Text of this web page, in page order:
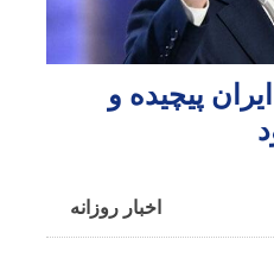
پیچیده و
اخبار روزانه